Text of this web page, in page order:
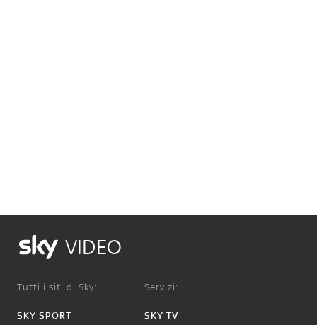
VIDEO
Tutti i siti di Sky:
SKY SPORT
Servizi:
SKY TV